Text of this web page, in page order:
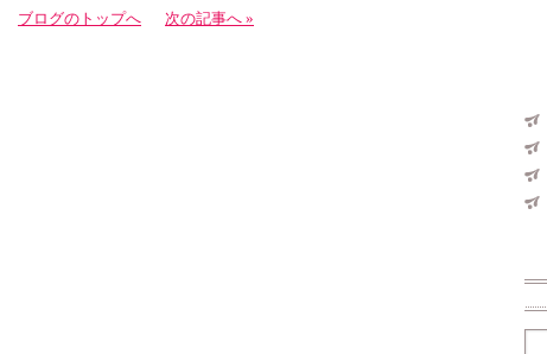
ブログのトップへ 次の記事へ »